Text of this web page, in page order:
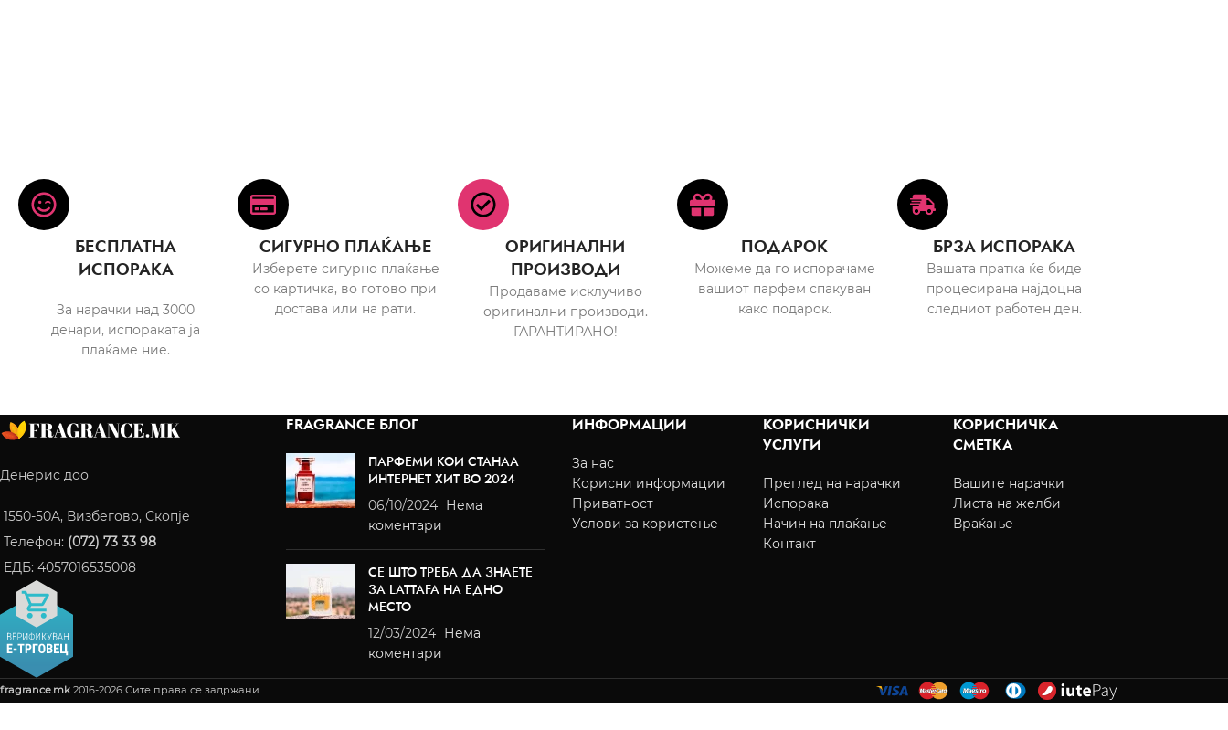
БЕСПЛАТНА
ИСПОРАКА
За нарачки над 3000
денари, испораката ја
плаќаме ние.
СИГУРНО ПЛАЌАЊЕ
Изберете сигурно плаќање
со картичка, во готово при
достава или на рати.
ОРИГИНАЛНИ
ПРОИЗВОДИ
Продаваме исклучиво
оригинални производи.
ГАРАНТИРАНО!
ПОДАРОК
Можеме да го испорачаме
вашиот парфем спакуван
како подарок.
БРЗА ИСПОРАКА
Вашата пратка ќе биде
процесирана најдоцна
следниот работен ден.
Денерис доо
1550-50A, Визбегово, Скопје
Телефон: (072) 73 33 98
ЕДБ: 4057016535008
FRAGRANCE БЛОГ
ПАРФЕМИ КОИ СТАНАА
ИНТЕРНЕТ ХИТ ВО 2024
06/10/2024 Нема
коментари
СЕ ШТО ТРЕБА ДА ЗНАЕТЕ
ЗА LATTAFA НА ЕДНО
МЕСТО
12/03/2024 Нема
коментари
ИНФОРМАЦИИ
За нас
Корисни информации
Приватност
Услови за користење
КОРИСНИЧКИ
УСЛУГИ
Преглед на нарачки
Испорака
Начин на плаќање
Контакт
КОРИСНИЧКА
СМЕТКА
Вашите нарачки
Листа на желби
Враќање
fragrance.mk 2016-2026 Сите права се задржани.